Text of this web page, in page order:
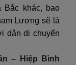
Bắc khác, bao
Lương sẽ là
dân di chuyển
– Hiệp Bình